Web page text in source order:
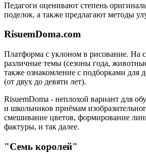
Педагоги оценивают степень
поделок, а также предлагают методы
RisuemDoma.com
Платформа с уклоном в рисование. На
различные темы (сезоны года,
также ознакомление с подборками для
(от двух до девяти лет).
RisuemDoma - неплохой вариант для
и школьников приёмам
смешивание цветов, формирование
фактуры, и так далее.
"Семь королей"